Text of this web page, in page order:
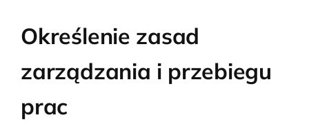
Określenie zasad
zarządzania i przebiegu
prac